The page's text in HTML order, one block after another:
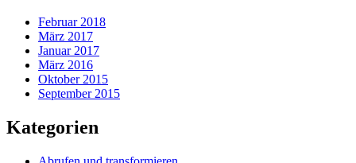
Februar 2018
März 2017
Januar 2017
März 2016
Oktober 2015
September 2015
Kategorien